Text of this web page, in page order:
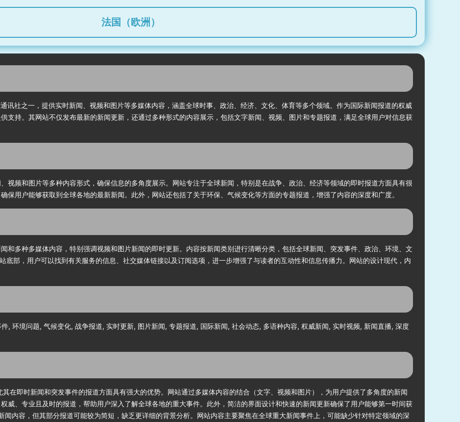
等多个领域。作为国际新闻报道的
权威机构，AFP 提供的新闻内容为全
球多个媒体平台提供支持。其网站不
发布最新的新闻更新，还通过多种
式的内容展示，包括文字新闻、视
法国（欧洲）
社之一，提供实时新闻、视频和图片等多媒体内容，涵盖全球时事、政治、经济、文化、体育等多个领域。作为国际新闻报道的权威
支持。其网站不仅发布最新的新闻更新，还通过多种形式的内容展示，包括文字新闻、视频、图片和专题报道，满足全球用户对信息获
视频和图片等多种内容形式，确保信息的多角度展示。网站专注于全球新闻，特别是在战争、政治、经济等领域的即时报道方面具有很
保用户能够获取到全球各地的最新新闻。此外，网站还包括了关于环保、气候变化等方面的专题报道，增强了内容的深度和广度。
和多种多媒体内容，特别强调视频和图片新闻的即时更新。内容按新闻类别进行清晰分类，包括全球新闻、突发事件、政治、环境、文
底部，用户可以找到有关服务的信息、社交媒体链接以及订阅选项，进一步增强了与读者的互动性和信息传播力。网站的设计现代，内
, 环境问题, 气候变化, 战争报道, 实时更新, 图片新闻, 专题报道, 国际新闻, 社会动态, 多语种内容, 权威新闻, 实时视频, 新闻直播, 深度
在即时新闻和突发事件的报道方面具有强大的优势。网站通过多媒体内容的结合（文字、视频和图片），为用户提供了多角度的新闻
威、专业且及时的报道，帮助用户深入了解全球各地的重大事件。此外，简洁的界面设计和快速的新闻更新确保了用户能够第一时间获
内容，但其部分报道可能较为简短，缺乏更详细的背景分析。网站内容主要聚焦在全球重大新闻事件上，可能缺少针对特定领域的深